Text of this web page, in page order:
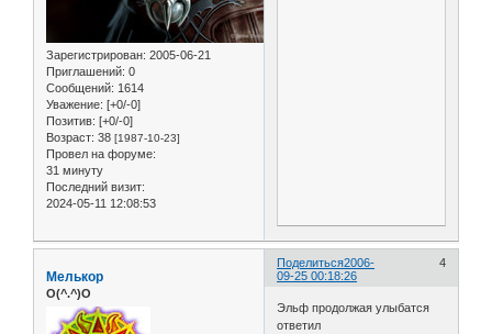
Зарегистрирован: 2005-06-21
Приглашений: 0
Сообщений: 1614
Уважение: [+0/-0]
Позитив: [+0/-0]
Возраст: 38 [1987-10-23]
Провел на форуме:
31 минуту
Последний визит:
2024-05-11 12:08:53
Поделиться 4
2006-
09-25 00:18:26
Мелькор
O(^.^)O
Эльф продолжая улыбатся
ответил